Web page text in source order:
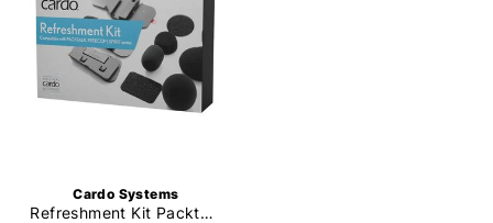
Cardo Systems
Refreshment Kit Packtalk / Freecom X / Spirit